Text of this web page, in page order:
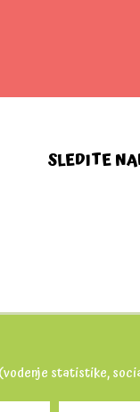
SLEDITE
statistike,